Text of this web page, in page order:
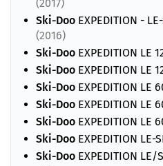
(2017)
Ski-Doo EXPEDITION -
(2016)
Ski-Doo EXPEDITION LE
Ski-Doo EXPEDITION LE
Ski-Doo EXPEDITION LE
Ski-Doo EXPEDITION LE
Ski-Doo EXPEDITION LE
Ski-Doo EXPEDITION LE-
Ski-Doo EXPEDITION LE/